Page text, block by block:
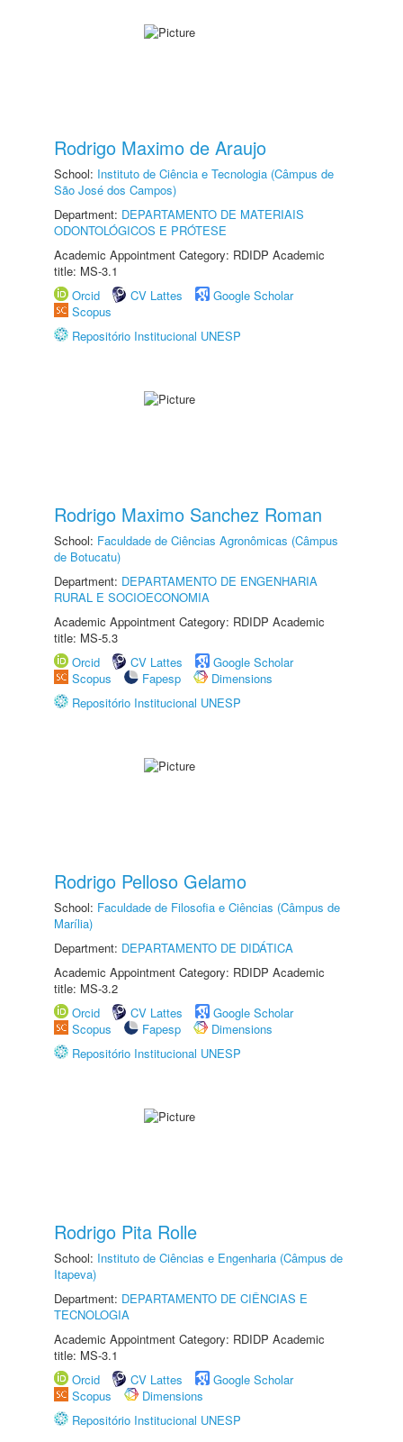
Rodrigo Maximo de Araujo
School: Instituto de Ciência e Tecnologia (Câmpus de
São José dos Campos)
Department: DEPARTAMENTO DE MATERIAIS
ODONTOLÓGICOS E PRÓTESE
Academic Appointment Category: RDIDP Academic
title: MS-3.1
Orcid
CV Lattes
Google Scholar
Scopus
Repositório Institucional UNESP
Rodrigo Maximo Sanchez Roman
School: Faculdade de Ciências Agronômicas (Câmpus
de Botucatu)
Department: DEPARTAMENTO DE ENGENHARIA
RURAL E SOCIOECONOMIA
Academic Appointment Category: RDIDP Academic
title: MS-5.3
Orcid
CV Lattes
Google Scholar
Scopus
Fapesp
Dimensions
Repositório Institucional UNESP
Rodrigo Pelloso Gelamo
School: Faculdade de Filosofia e Ciências (Câmpus de
Marília)
Department: DEPARTAMENTO DE DIDÁTICA
Academic Appointment Category: RDIDP Academic
title: MS-3.2
Orcid
CV Lattes
Google Scholar
Scopus
Fapesp
Dimensions
Repositório Institucional UNESP
Rodrigo Pita Rolle
School: Instituto de Ciências e Engenharia (Câmpus de
Itapeva)
Department: DEPARTAMENTO DE CIÊNCIAS E
TECNOLOGIA
Academic Appointment Category: RDIDP Academic
title: MS-3.1
Orcid
CV Lattes
Google Scholar
Scopus
Dimensions
Repositório Institucional UNESP